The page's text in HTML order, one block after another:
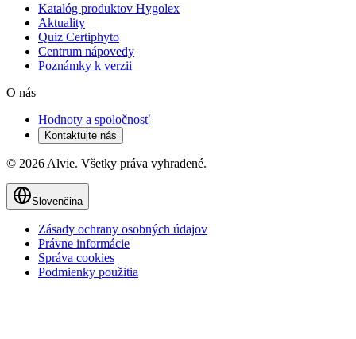
Katalóg produktov Hygolex
Aktuality
Quiz Certiphyto
Centrum nápovedy
Poznámky k verzii
O nás
Hodnoty a spoločnosť
Kontaktujte nás
© 2026 Alvie. Všetky práva vyhradené.
Slovenčina
Zásady ochrany osobných údajov
Právne informácie
Správa cookies
Podmienky použitia